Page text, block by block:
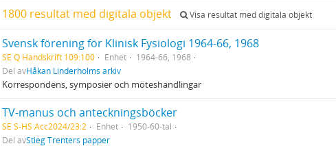
1800 resultat med digitala objekt Visa resultat med digitala objekt
Svensk förening för Klinisk Fysiologi 1964‐66, 1968
SE Q Handskrift 109:100 Enhet
1964‐66, 1968
Del avHåkan Linderholms arkiv
Korrespondens, symposier och möteshandlingar
TV-manus och anteckningsböcker
SE S-HS Acc2024/23:2 Enhet
1950-60-tal
Del avStieg Trenters papper